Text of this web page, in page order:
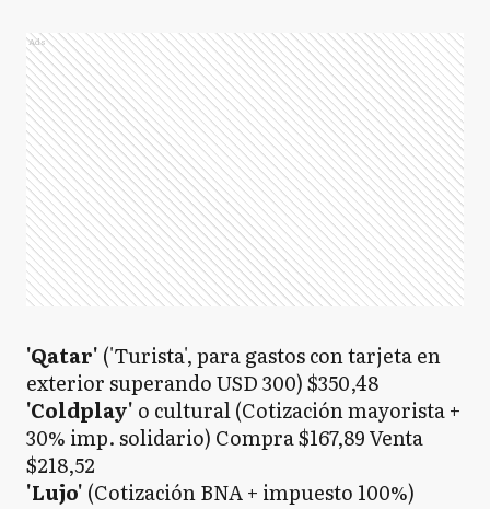
Ads
'Qatar' ('Turista', para gastos con tarjeta en
exterior superando USD 300) $350,48
'Coldplay' o cultural(Cotización mayorista +
30% imp. solidario) Compra $167,89 Venta
$218,52
'Lujo' (Cotización BNA + impuesto 100%)